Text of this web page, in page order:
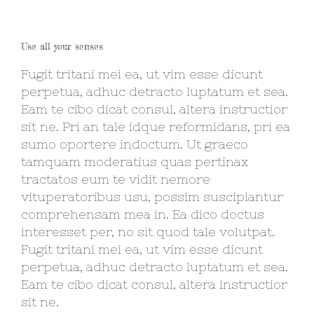
Use all your senses
Fugit tritani mei ea, ut vim esse dicunt
perpetua, adhuc detracto luptatum et sea.
Eam te cibo dicat consul, altera instructior
sit ne. Pri an tale idque reformidans, pri ea
sumo oportere indoctum. Ut graeco
tamquam moderatius quas pertinax
tractatos eum te vidit nemore
vituperatoribus usu, possim suscipiantur
comprehensam mea in. Ea dico doctus
interesset per, no sit quod tale volutpat.
Fugit tritani mei ea, ut vim esse dicunt
perpetua, adhuc detracto luptatum et sea.
Eam te cibo dicat consul, altera instructior
sit ne.